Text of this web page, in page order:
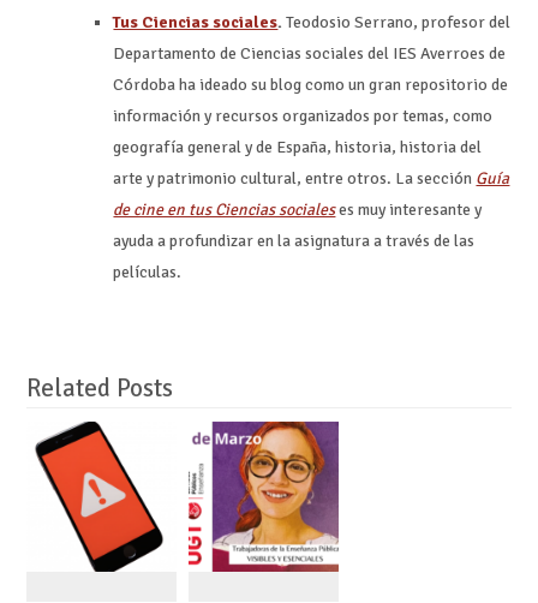
Tus Ciencias sociales.Teodosio Serrano, profesor del
Departamento de Ciencias sociales del IES Averroes de
Córdoba ha ideado su blog como un gran repositorio de
información y recursos organizados por temas, como
geografía general y de España, historia, historia del
arte y patrimonio cultural, entre otros. La sección Guía
de cine en tus Ciencias socialeses muy interesante y
ayuda a profundizar en la asignatura a través de las
películas.
Related Posts